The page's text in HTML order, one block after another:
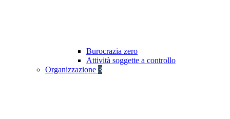
Burocrazia zero
Attività soggette a controllo
Organizzazione 3